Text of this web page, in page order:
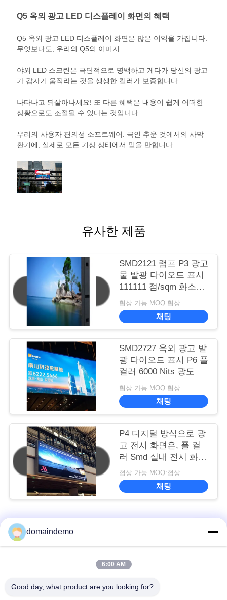
Q5 옥외 광고 LED 디스플레이 화면의 혜택
Q5 옥외 광고 LED 디스플레이 화면은 많은 이익을 가집니다.
무엇보다도, 우리의 Q5의 이미지
야외 LED 스크린은 극단적으로 명백하고 게다가 당신의 광고
가 갑자기 움직라는 것을 생생한 컬러가 보증합니다
나타나고 되살아나세요! 또 다른 혜택은 내용이 쉽게 어떠한
상황으로도 조절될 수 있다는 것입니다
우리의 사용자 편의성 소프트웨어. 극인 추운 것에서의 사막
환기에, 실제로 모든 기상 상태에서 믿을 만합니다.
유사한 제품
SMD2121 램프 P3 광고
물 발광 다이오드 표시
111111 점/sqm 화소
1100 cd/㎡ 광도
협상 가능 MOQ:협상
채팅
SMD2727 옥외 광고 발
광 다이오드 표시 P6 풀
컬러 6000 Nits 광도
협상 가능 MOQ:협상
채팅
P4 디지털 방식으로 광
고 전시 화면은, 풀 컬
러 Smd 실내 전시 화면
을 지도했습니다
협상 가능 MOQ:협상
채팅
광고 LED 디스플레이
domaindemo
6:00 AM
Good day, what product are you looking for?